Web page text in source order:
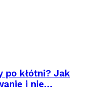
po kłótni? Jak
i nie…